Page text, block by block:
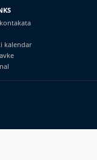
kalendar